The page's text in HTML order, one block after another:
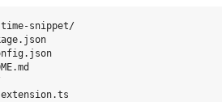
time-snippet/